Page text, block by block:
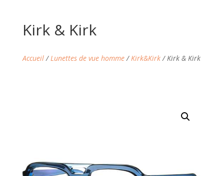
Kirk & Kirk
Accueil/Lunettes de vue homme/Kirk&Kirk/ Kirk & Kirk